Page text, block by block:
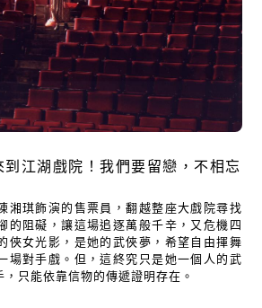
到江湖戲院！我們要留戀，不相忘
湘琪飾演的售票員，翻越整座大戲院尋找
的阻礙，讓這場追逐萬般千辛，又危機四
俠女光影，是她的武俠夢，希望自由揮舞
場對手戲。但，這終究只是她一個人的武
只能依靠信物的傳遞證明存在。